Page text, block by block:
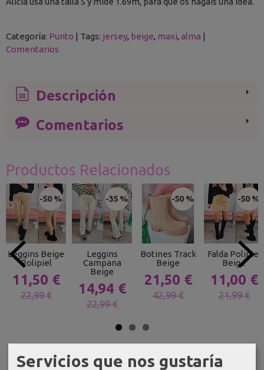
Categoría: Punto | Tags: jersey beige maxi alma |
Comentarios
Descripción
Comentarios
Productos Relacionados
-50 %
Leggins Beige
Polipiel
11,50 €
22,99 €
-35 %
Leggins
Campana
Beige
14,94 €
22,99 €
-50 %
Botines Track
Beige
21,50 €
42,99 €
-50 %
Falda Polipiel
Beige
11,00 €
21,99 €
Servicios que nos gustaría